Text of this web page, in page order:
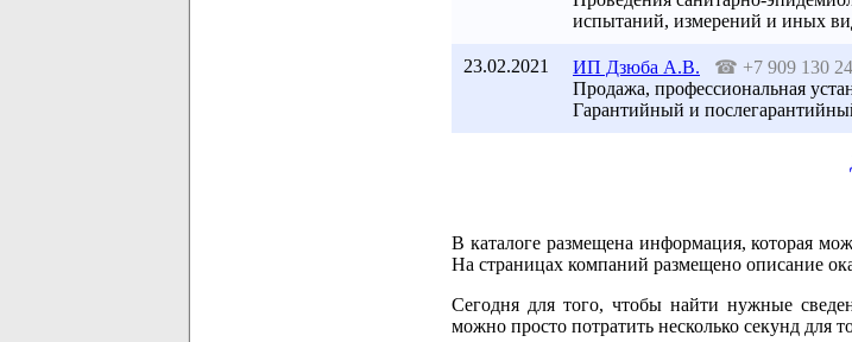
испытаний, измерений и иных
23.02.2021 ИП Дзюба А.В. ☎ +7 909 130
Продажа, профессиональная
Гарантийный и
В каталоге размещена информация, которая
На страницах компаний размещено описание
Сегодня для того, чтобы найти нужные
можно просто потратить несколько секунд для